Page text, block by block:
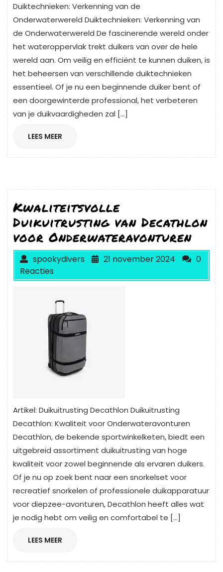
Duiktechnieken: Verkenning van de
Onderwaterwereld Duiktechnieken: Verkenning van
de Onderwaterwereld De fascinerende wereld onder
het wateroppervlak trekt duikers van over de hele
wereld aan. Om veilig en efficiënt te kunnen duiken, is
het beheersen van verschillende duiktechnieken
essentieel. Of je nu een beginnende duiker bent of
een doorgewinterde professional, het verbeteren
van je duikvaardigheden zal […]
LEES MEER
Kwaliteitsvolle
Duikuitrusting van Decathlon
voor Onderwateravonturen
spookydivers 21 november 2024
0
Reacties
Artikel: Duikuitrusting Decathlon Duikuitrusting
Decathlon: Kwaliteit voor Onderwateravonturen
Decathlon, de bekende sportwinkelketen, biedt een
uitgebreid assortiment duikuitrusting van hoge
kwaliteit voor zowel beginnende als ervaren duikers.
Of je nu op zoek bent naar een snorkelset voor
recreatief snorkelen of professionele duikapparatuur
voor diepzee-avonturen, Decathlon heeft alles wat
je nodig hebt om veilig en comfortabel te […]
LEES MEER